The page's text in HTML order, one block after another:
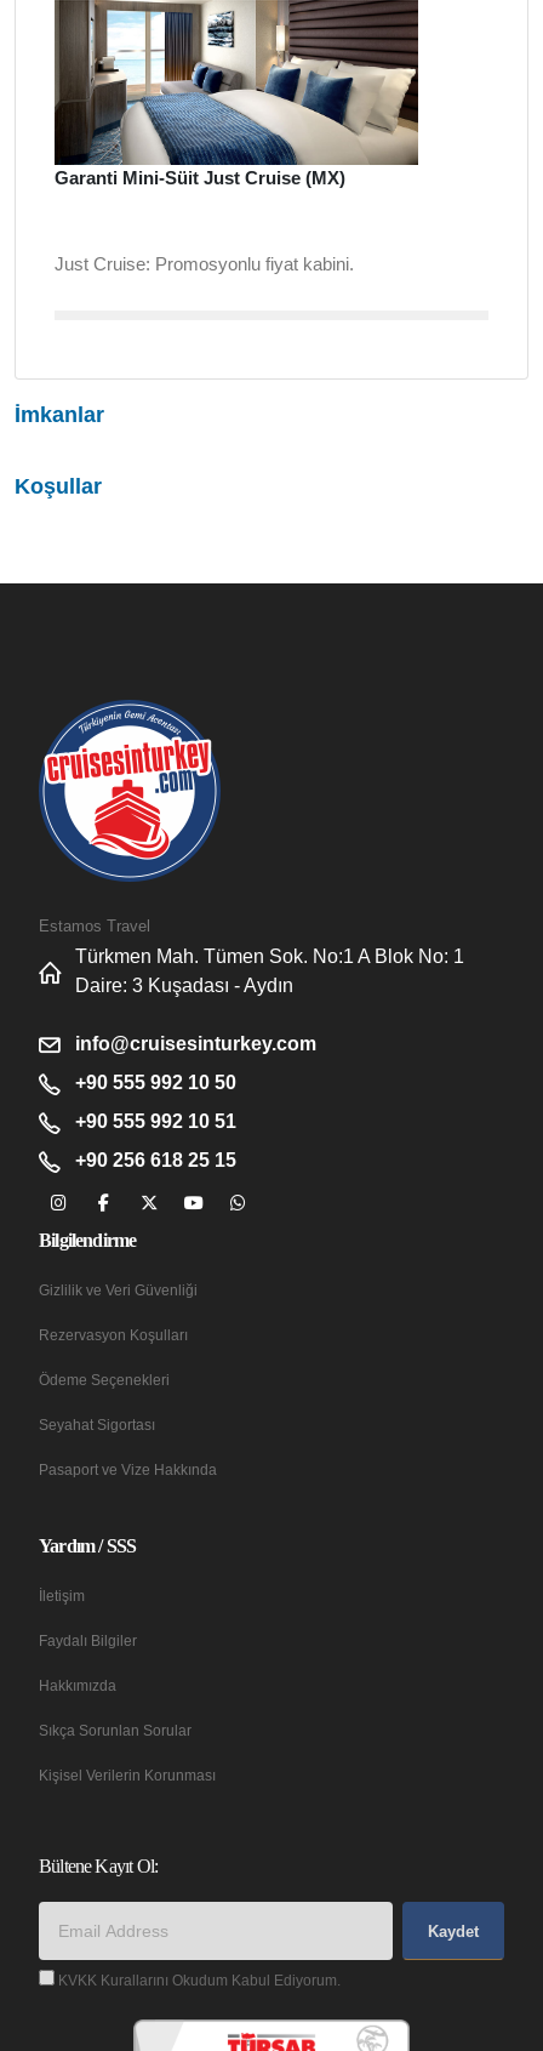
Garanti Mini-Süit Just Cruise (MX)
Just Cruise: Promosyonlu fiyat kabini.
İmkanlar
Koşullar
Estamos Travel
Türkmen Mah. Tümen Sok. No:1 A Blok No: 1
Daire: 3 Kuşadası - Aydın
info@cruisesinturkey.com
+90 555 992 10 50
+90 555 992 10 51
+90 256 618 25 15
Bilgilendirme
Gizlilik ve Veri Güvenliği
Rezervasyon Koşulları
Ödeme Seçenekleri
Seyahat Sigortası
Pasaport ve Vize Hakkında
Yardım / SSS
İletişim
Faydalı Bilgiler
Hakkımızda
Sıkça Sorunlan Sorular
Kişisel Verilerin Korunması
Bültene Kayıt Ol:
Kaydet
KVKK Kurallarını Okudum Kabul Ediyorum.